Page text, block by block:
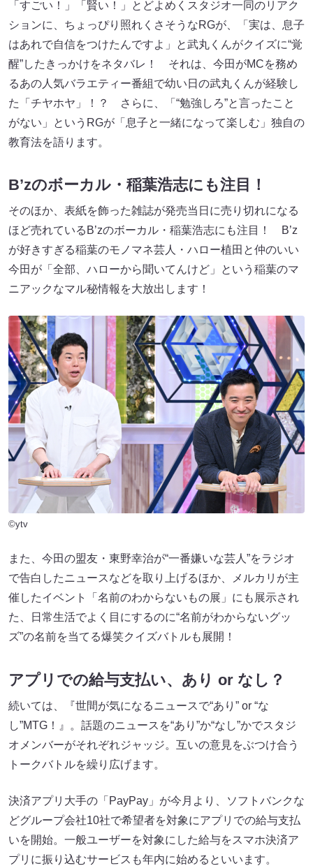
「すごい！」「賢い！」とどよめくスタジオ一同のリアク
ションに、ちょっぴり照れくさそうなRGが、「実は、息子
はあれで自信をつけたんですよ」と武丸くんがクイズに“覚
醒”したきっかけをネタバレ！ それは、今田がMCを務め
るあの人気バラエティー番組で幼い日の武丸くんが経験し
た「チヤホヤ」！？ さらに、「“勉強しろ”と言ったこと
がない」というRGが「息子と一緒になって楽しむ」独自の
教育法を語ります。
B’zのボーカル・稲葉浩志にも注目！
そのほか、表紙を飾った雑誌が発売当日に売り切れになる
ほど売れているB’zのボーカル・稲葉浩志にも注目！ B’z
が好きすぎる稲葉のモノマネ芸人・ハロー植田と仲のいい
今田が「全部、ハローから聞いてんけど」という稲葉のマ
ニアックなマル秘情報を大放出します！
©ytv
また、今田の盟友・東野幸治が“一番嫌いな芸人”をラジオ
で告白したニュースなどを取り上げるほか、メルカリが主
催したイベント「名前のわからないもの展」にも展示され
た、日常生活でよく目にするのに“名前がわからないグッ
ズ”の名前を当てる爆笑クイズバトルも展開！
アプリでの給与支払い、あり or なし？
続いては、『世間が気になるニュースで“あり” or “な
し”MTG！』。話題のニュースを“あり”か“なし”かでスタジ
オメンバーがそれぞれジャッジ。互いの意見をぶつけ合う
トークバトルを繰り広げます。
決済アプリ大手の「PayPay」が今月より、ソフトバンクな
どグループ会社10社で希望者を対象にアプリでの給与支払
いを開始。一般ユーザーを対象にした給与をスマホ決済ア
プリに振り込むサービスも年内に始めるといいます。